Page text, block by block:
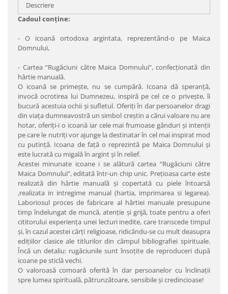
Descriere
Cadoul conţine:
- O icoană ortodoxa argintata, reprezentând-o pe Maica
Domnului,
- Cartea “Rugăciuni către Maica Domnului”, confecţionată din
hârtie manuală.
O icoană se primeşte, nu se cumpără. Icoana dă speranţă,
invocă ocrotirea lui Dumnezeu, inspiră pe cel ce o priveşte, îi
bucură acestuia ochii şi sufletul. Oferiţi în dar persoanelor dragi
din viaţa dumneavostră un simbol creştin a cărui valoare nu are
hotar, oferiţi-i o icoană iar cele mai frumoase gânduri şi intenţii
pe care le nutriţi vor ajunge la destinatar în cel mai inspirat mod
cu putinţă. Icoana de faţă o reprezintă pe Maica Domnului şi
este lucrată cu migală în argint şi în relief.
Acestei minunate icoane i se alătură cartea “Rugăciuni către
Maica Domnului”, editată într-un chip unic. Preţioasa carte este
realizată din hârtie manuală şi copertată cu piele întoarsă
,realizata in intregime manual (hartia, imprimarea si legarea).
Laboriosul proces de fabricare al hârtiei manuale presupune
timp îndelungat de muncă, atenţie şi grijă, toate pentru a oferi
cititorului experienţa unei lecturi inedite, care transcede timpul
şi, în cazul acestei cărţi religioase, ridicându-se cu mult deasupra
ediţiilor clasice ale titlurilor din câmpul bibliografiei spirituale.
Încă un detaliu: rugăciunile sunt însoţite de reproduceri după
icoane pe sticlă vechi.
O valoroasă comoară oferită în dar persoanelor cu înclinaţii
spre lumea spirituală, pătrunzătoare, sensibile şi credincioase!